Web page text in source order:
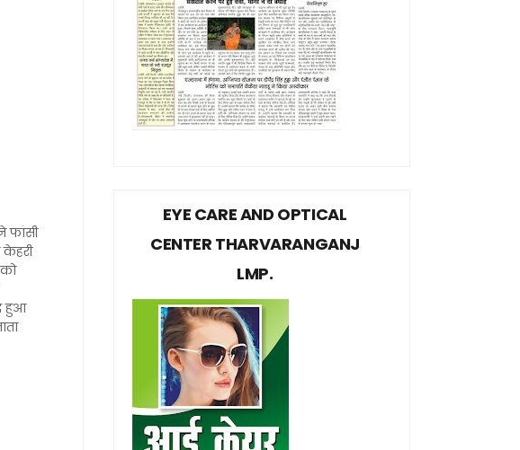
फांसी
केहरी
हुआ
EYE CARE AND OPTICAL
CENTER THARVARANGANJ
LMP.